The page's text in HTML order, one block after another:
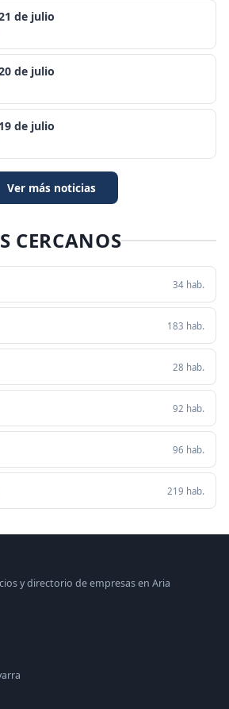
de julio
de julio
de julio
Ver más noticias
CERCANOS
34 hab.
183 hab.
28 hab.
92 hab.
96 hab.
219 hab.
y directorio de empresas en Aria